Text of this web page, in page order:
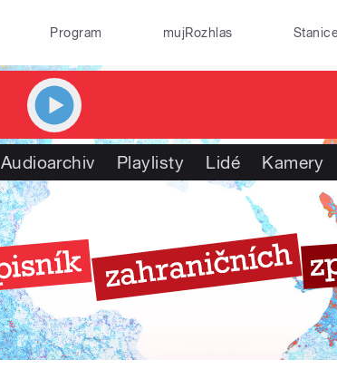
Program mujRozhlas
Audioarchiv Playlisty Lidé Kamery